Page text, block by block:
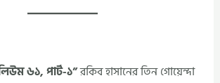
৬১, পার্ট-১”রকিব হাসানের তিন গোয়েন্দা